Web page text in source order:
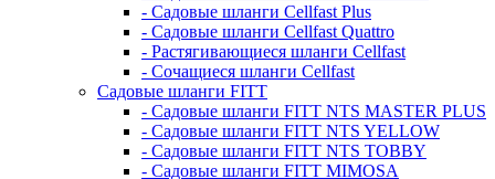
- Садовые шланги Cellfast Plus
- Садовые шланги Cellfast Quattro
- Растягивающиеся шланги Cellfast
- Сочащиеся шланги Cellfast
Садовые шланги FITT
- Садовые шланги FITT NTS MASTER PLUS
- Садовые шланги FITT NTS YELLOW
- Садовые шланги FITT NTS TOBBY
- Садовые шланги FITT MIMOSA